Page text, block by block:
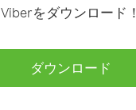
Viberをダウンロード！
ダウンロード